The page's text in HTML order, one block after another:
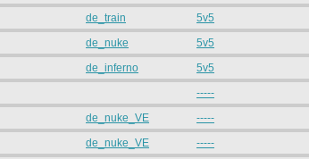
de_train 5v5
de_nuke 5v5
de_inferno 5v5
-----
de_nuke_VE -----
de_nuke_VE -----